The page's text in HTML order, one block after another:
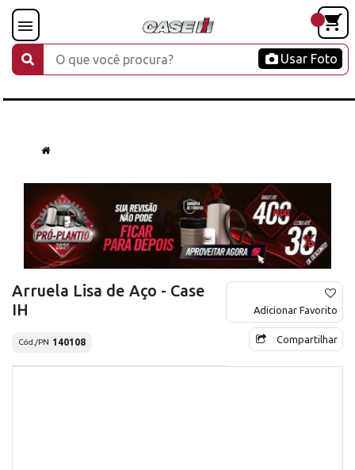
Usar Foto
Arruela Lisa de Aço - Case
IH
Cód./PN 140108
Adicionar Favorito
Compartilhar